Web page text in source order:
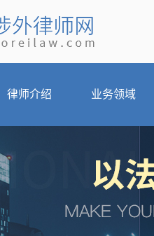
律师介绍 业务领域